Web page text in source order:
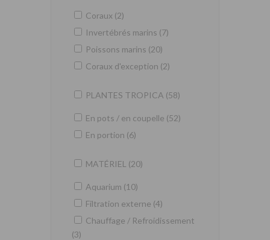
Coraux (2)
Invertébrés marins (7)
Poissons marins (20)
Coraux d'exception (2)
PLANTES TROPICA (58)
En pots / en coupelle (52)
En portion (6)
MATÉRIEL (20)
Aquarium (10)
Filtration externe (4)
Chauffage / Refroidissement
(3)